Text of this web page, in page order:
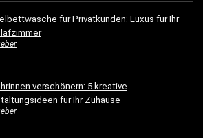
für Privatkunden: Luxus für Ihr
verschönern: 5 kreative
für Ihr Zuhause